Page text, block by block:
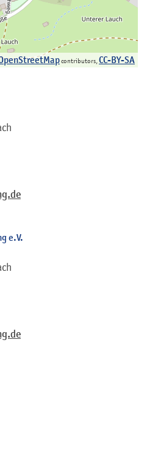
contributors,CC-BY-SA
e.V.